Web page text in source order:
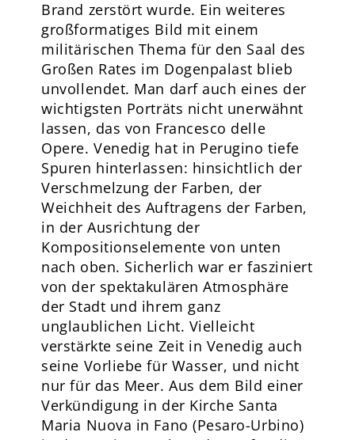
Brand zerstört wurde. Ein weiteres
großformatiges Bild mit einem
militärischen Thema für den Saal des
Großen Rates im Dogenpalast blieb
unvollendet. Man darf auch eines der
wichtigsten Porträts nicht unerwähnt
lassen, das von Francesco delle
Opere. Venedig hat in Perugino tiefe
Spuren hinterlassen: hinsichtlich der
Verschmelzung der Farben, der
Weichheit des Auftragens der Farben,
in der Ausrichtung der
Kompositionselemente von unten
nach oben. Sicherlich war er fasziniert
von der spektakulären Atmosphäre
der Stadt und ihrem ganz
unglaublichen Licht. Vielleicht
verstärkte seine Zeit in Venedig auch
seine Vorliebe für Wasser, und nicht
nur für das Meer. Aus dem Bild einer
Verkündigung in der Kirche Santa
Maria Nuova in Fano (Pesaro-Urbino)